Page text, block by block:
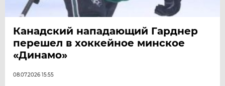
Канадский нападающий Гарднер
перешел в хоккейное минское
«Динамо»
08.07.2026 15:55